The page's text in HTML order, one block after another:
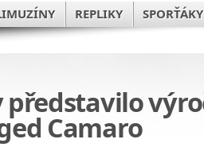
REPLIKY SPORŤÁKY
představilo
Camaro